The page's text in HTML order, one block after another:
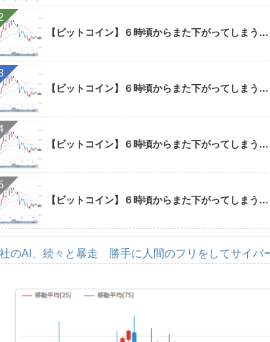
【ビットコイン】６時頃からまた下がってしまう
【ビットコイン】６時頃からまた下がってしまう
【ビットコイン】６時頃からまた下がってしまう
【ビットコイン】６時頃からまた下がってしまう
のAI、続々と暴走 勝手に人間のフリをしてサイバ